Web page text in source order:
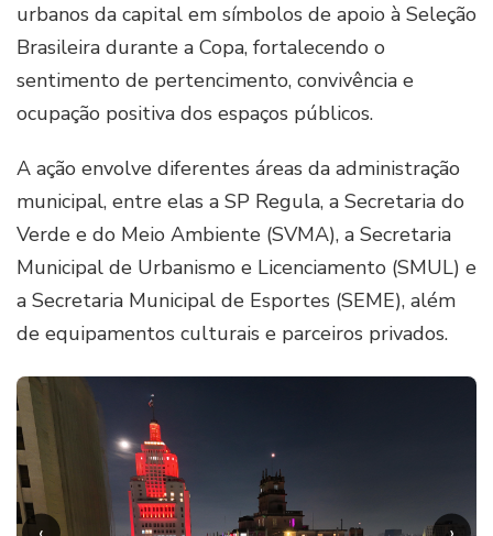
urbanos da capital em símbolos de apoio à Seleção
Brasileira durante a Copa, fortalecendo o
sentimento de pertencimento, convivência e
ocupação positiva dos espaços públicos.
A ação envolve diferentes áreas da administração
municipal, entre elas a SP Regula, a Secretaria do
Verde e do Meio Ambiente (SVMA), a Secretaria
Municipal de Urbanismo e Licenciamento (SMUL) e
a Secretaria Municipal de Esportes (SEME), além
de equipamentos culturais e parceiros privados.